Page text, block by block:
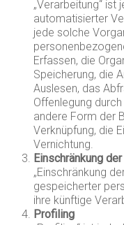
„Verarbeitung“ ist
automatisierter
jede solche
Erfassen, die
Speicherung, die
Auslesen, das
Offenlegung
andere Form der
Verknüpfung, die
Vernichtung.
Einschränkung
„Einschränkung
gespeicherter
ihre künftige
Profiling